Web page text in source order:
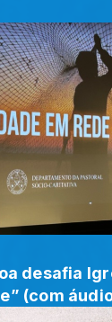
desafia
(com